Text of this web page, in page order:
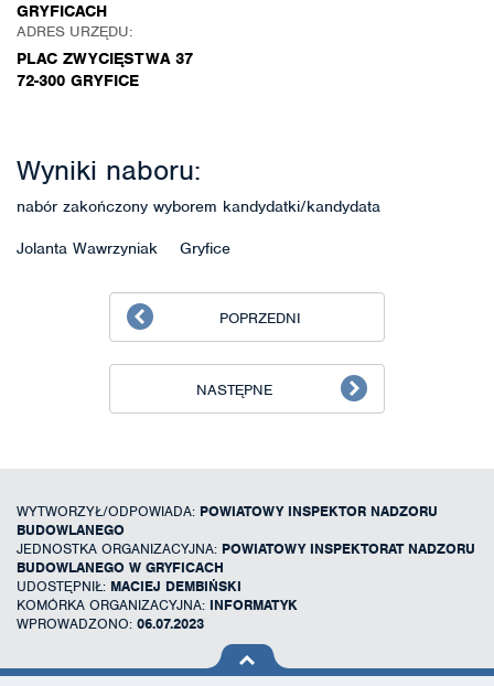
GRYFICACH
ADRES URZĘDU:
PLAC ZWYCIĘSTWA 37
72-300 GRYFICE
Wyniki naboru:
nabór zakończony wyborem kandydatki/kandydata
Jolanta Wawrzyniak Gryfice
POPRZEDNI
NASTĘPNE
WYTWORZYŁ/ODPOWIADA: POWIATOWY INSPEKTOR NADZORU
BUDOWLANEGO
JEDNOSTKA ORGANIZACYJNA: POWIATOWY INSPEKTORAT NADZORU
BUDOWLANEGO W GRYFICACH
UDOSTĘPNIŁ: MACIEJ DEMBIŃSKI
KOMÓRKA ORGANIZACYJNA: INFORMATYK
WPROWADZONO: 06.07.2023
na górę